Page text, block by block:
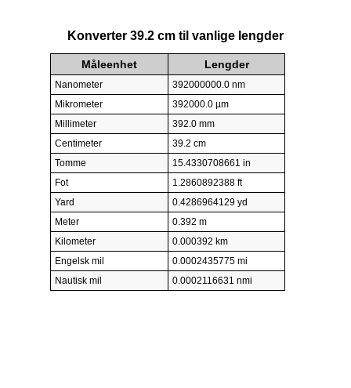
Konverter 39.2 cm til vanlige lengder
Måleenhet Lengder
Nanometer
392000000.0 nm
Mikrometer
392000.0 µm
Millimeter
392.0 mm
Centimeter
39.2 cm
Tomme
15.4330708661 in
Fot
1.2860892388 ft
Yard
0.4286964129 yd
Meter
0.392 m
Kilometer
0.000392 km
Engelsk mil
0.0002435775 mi
Nautisk mil
0.0002116631 nmi